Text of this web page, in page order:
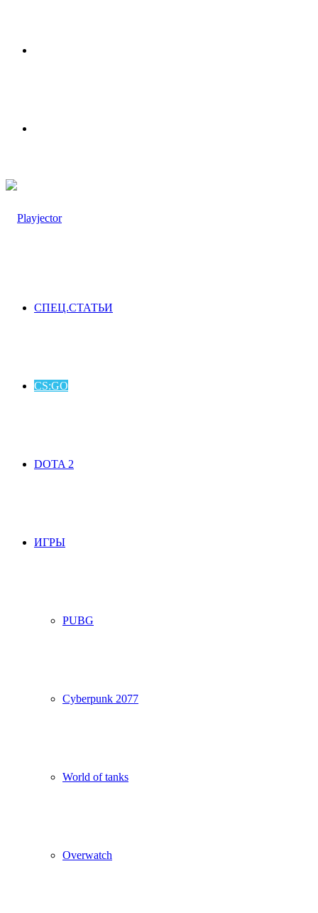
СПЕЦ.СТАТЬИ
CS:GO
DOTA 2
ИГРЫ
PUBG
Cyberpunk 2077
World of tanks
Overwatch